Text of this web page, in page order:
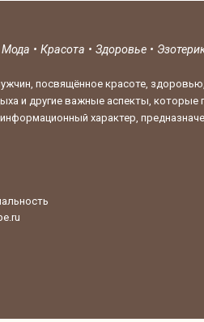
Мода • Красота • Здоровье •
посвящённое красоте,
и другие важные аспекты,
характер,